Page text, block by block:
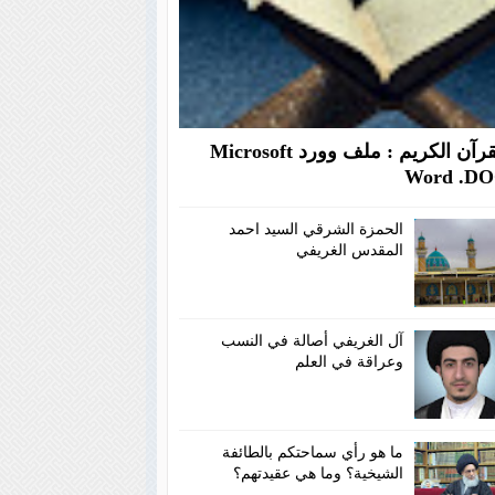
القرآن الكريم : ملف وورد Microsoft
Word
الحمزة الشرقي السيد احمد
المقدس الغريفي
آل الغريفي أصالة في النسب
وعراقة في العلم
ما هو رأي سماحتكم بالطائفة
الشيخية؟ وما هي عقيدتهم؟